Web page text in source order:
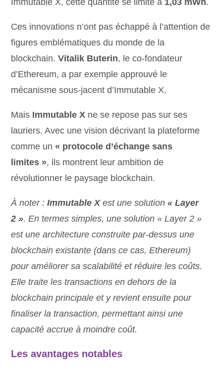
Ces innovations n’ont pas échappé à l’attention de
figures emblématiques du monde de la
blockchain.Vitalik Buterin, le co-fondateur
d’Ethereum, a par exemple approuvé le
mécanisme sous-jacent d’Immutable X.
Mais Immutable X ne se repose pas sur ses
lauriers. Avec une vision décrivant la plateforme
comme un« protocole d’échange sans
limites », ils montrent leur ambition de
révolutionner le paysage blockchain.
À noter :Immutable Xest une solution« Layer
2 ». En termes simples, une solution « Layer 2 »
est une architecture construite par-dessus une
blockchain existante (dans ce cas, Ethereum)
pour améliorer sa scalabilité et réduire les coûts.
Elle traite les transactions en dehors de la
blockchain principale et y revient ensuite pour
finaliser la transaction, permettant ainsi une
capacité accrue à moindre coût.
Les avantages notables